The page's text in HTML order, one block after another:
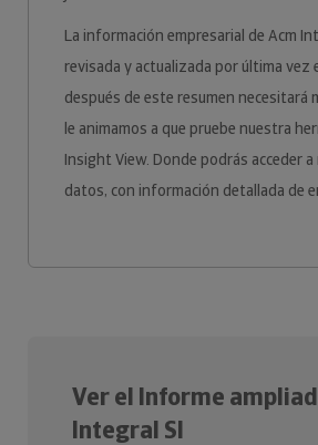
La información empresarial de Acm
revisada y actualizada por última vez
después de este resumen necesitará
le animamos a que pruebe nuestra
Insight View. Donde podrás acceder
datos, con información detallada de
Ver el Informe
Integral Sl